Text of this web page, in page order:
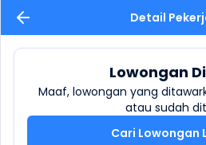
Detail
Lowongan
Maaf, lowongan yang
atau sudah
Cari Lowongan